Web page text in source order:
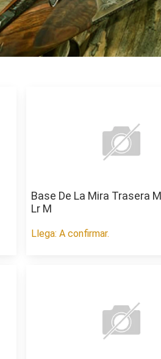
Base De La Mira Trasera
Lr M
Llega: A confirmar.